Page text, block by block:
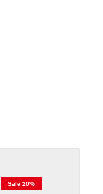
Sale 20%